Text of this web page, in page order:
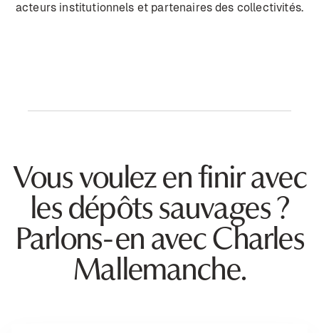
acteurs institutionnels et partenaires des collectivités.
Vous voulez en finir avec
les dépôts sauvages ?
Parlons-en avec Charles
Mallemanche.